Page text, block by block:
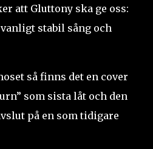
att Gluttony ska ge oss:
stabil sång och
så finns det en cover
som sista låt och den
på en som tidigare